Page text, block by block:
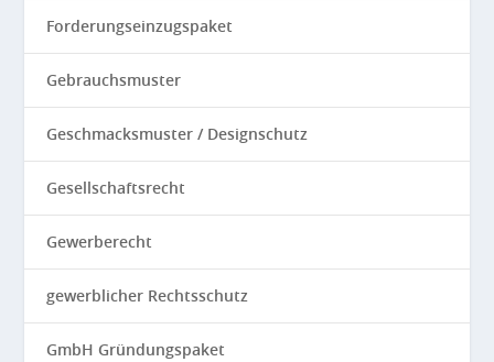
Forderungseinzugspaket
Gebrauchsmuster
Geschmacksmuster / Designschutz
Gesellschaftsrecht
Gewerberecht
gewerblicher Rechtsschutz
GmbH Gründungspaket